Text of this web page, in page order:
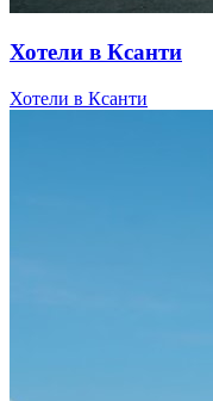
Хотели в Ксанти
Хотели в Ксанти